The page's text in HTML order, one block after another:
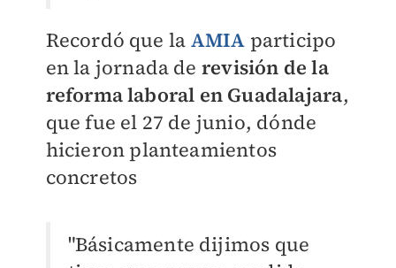
Recordó que la AMIA participo
en la jornada de revisión de la
reforma laboral en Guadalajara,
que fue el 27 de junio, dónde
hicieron planteamientos
concretos
"Básicamente dijimos que